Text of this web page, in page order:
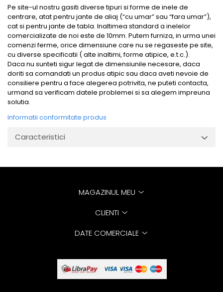
Pe site-ul nostru gasiti diverse tipuri si forme de inele de
centrare, atat pentru jante de aliaj (“cu umar” sau “fara umar”),
cat si pentru jante de tabla. Inaltimea standard a inelelor
comercializate de noi este de 10mm. Putem furniza, in urma unei
comenzi ferme, orice dimensiune care nu se regaseste pe site,
cu diverse specificatii ( alte inaltimi, forme atipice, e.t.c.).
Daca nu sunteti sigur legat de dimensiunile necesare, daca
doriti sa comandati un produs atipic sau daca aveti nevoie de
consiliere pentru a face alegerea potrivita, ne puteti contacta,
urmand sa verificam datele problemei si sa alegem impreuna
solutia.
Informatii conformitate produs
Caracteristici
MAGAZINUL MEU
CLIENTI
DATE COMERCIALE